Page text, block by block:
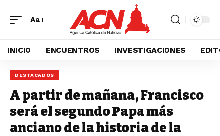
Aa
INICIO ENCUENTROS INVESTIGACIONES
DESTACADOS
A partir de mañana, Francisco
será el segundo Papa más
anciano de la historia de la